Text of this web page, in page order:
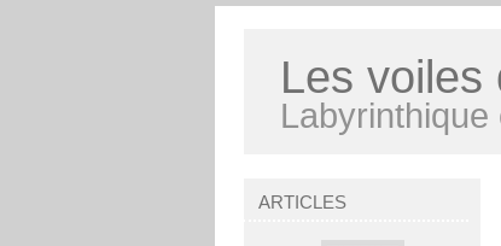
Les voiles
ARTICLES